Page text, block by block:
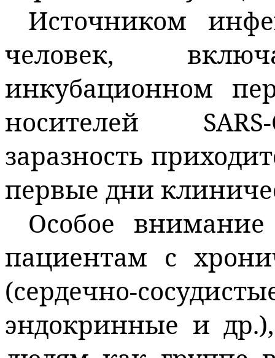
Источником
человек,
инкубационном
носителей
заразность
первые дни
Особое
пациентам с
(
эндокринные и